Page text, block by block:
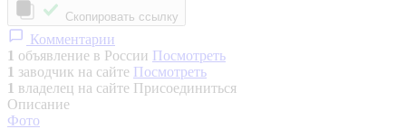
Скопировать ссылку
Комментарии
1 объявление в России Посмотреть
1 заводчик на сайте Посмотреть
1 владелец на сайте Присоединиться
Описание
Фото